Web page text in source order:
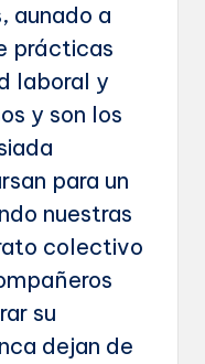
aunado a
prácticas
laboral y
y son los
para un
nuestras
colectivo
su
dejan de